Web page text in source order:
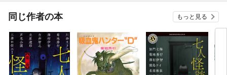
同じ作者の本 もっと見る